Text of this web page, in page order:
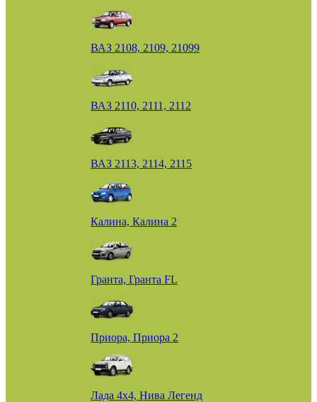
ВАЗ 2108, 2109, 21099
ВАЗ 2110, 2111, 2112
ВАЗ 2113, 2114, 2115
Калина, Калина 2
Гранта, Гранта FL
Приора, Приора 2
Лада 4х4, Нива Легенд